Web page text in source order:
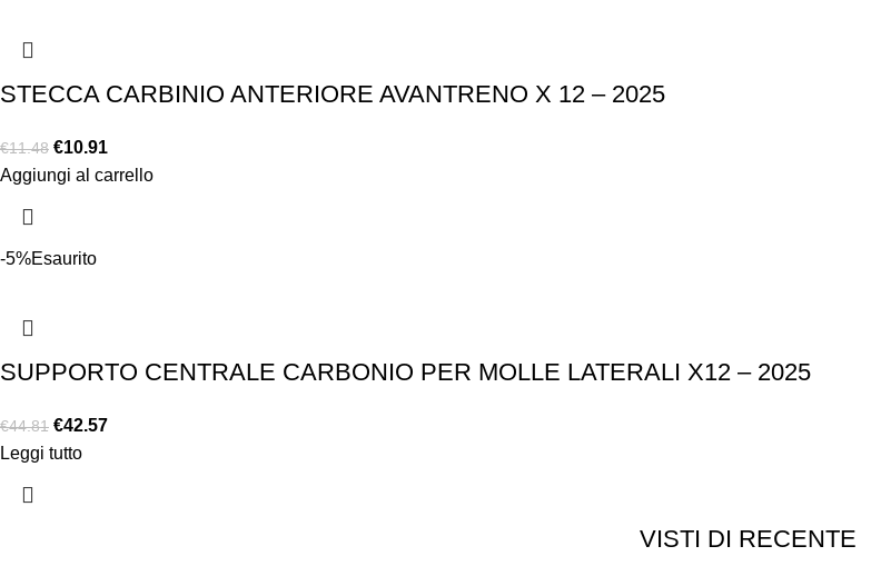
STECCA CARBINIO ANTERIORE AVANTRENO X 12 – 2025
€11.48 €10.91
Aggiungi al carrello
-5%Esaurito
SUPPORTO CENTRALE CARBONIO PER MOLLE LATERALI X12 – 2025
€44.81 €42.57
Leggi tutto
VISTI DI RECENTE